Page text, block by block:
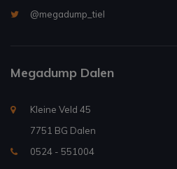
@megadump_tiel
Megadump Dalen
Kleine Veld 45
7751 BG Dalen
0524 - 551004